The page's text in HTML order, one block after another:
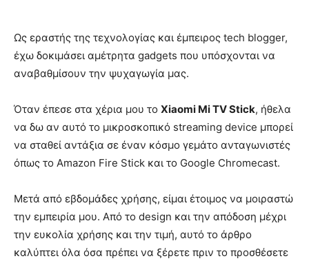
Ως εραστής της τεχνολογίας και έμπειρος tech blogger,
έχω δοκιμάσει αμέτρητα gadgets που υπόσχονται να
αναβαθμίσουν την ψυχαγωγία μας.
Όταν έπεσε στα χέρια μου το Xiaomi Mi TV Stick, ήθελα
να δω αν αυτό το μικροσκοπικό streaming device μπορεί
να σταθεί αντάξια σε έναν κόσμο γεμάτο ανταγωνιστές
όπως το Amazon Fire Stick και το Google Chromecast.
Μετά από εβδομάδες χρήσης, είμαι έτοιμος να μοιραστώ
την εμπειρία μου. Από το design και την απόδοση μέχρι
την ευκολία χρήσης και την τιμή, αυτό το άρθρο
καλύπτει όλα όσα πρέπει να ξέρετε πριν το προσθέσετε